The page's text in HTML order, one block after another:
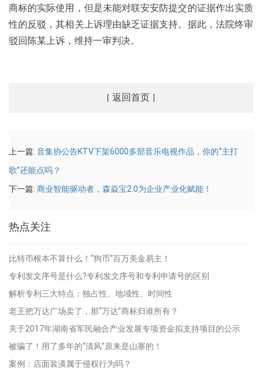
商标的实际使用，但是未能对联安安防提交的证据作出实质
性的反驳，其相关上诉理由缺乏证据支持。据此，法院终审
驳回陈某上诉，维持一审判决。
返回首页
上一篇: 音集协公告KTV下架6000多部音乐电视作品，你的“主打
歌”还能点吗？
下一篇: 商业智能驱动者，森焱宝2.0为企业产业化赋能！
热点关注
比特币根本不算什么！“狗币”百万美金易主！
专利发文序号是什么?专利发文序号和专利申请号的区别
解析专利三大特点：独占性、地域性、时间性
老王把万达广场卖了，那“万达”商标归谁所有？
关于2017年湖南省军民融合产业发展专项资金拟支持项目的公示
被骗了！用了多年的“清风”原来是山寨的！
案例：店面装潢属于侵权行为吗？